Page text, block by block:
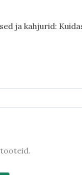
ja kahjurid: